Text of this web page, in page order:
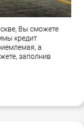
Вы сможете
кредит
а
заполнив